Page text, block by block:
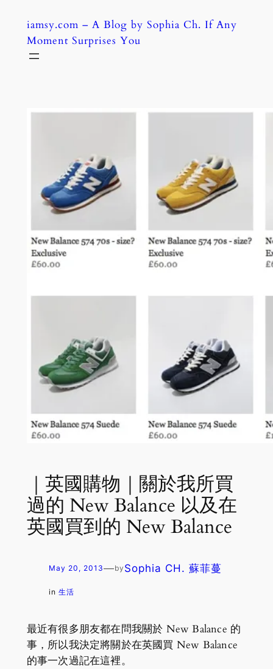
content
iamsy.com – A Blog by Sophia Ch. If Any
Moment Surprises You
｜英國購物｜關於我所買
過的 New Balance 以及在
英國買到的 New Balance
May 20, 2013—by Sophia CH. 蘇菲蔓
in 生活
最近有很多朋友都在問我關於 New Balance 的
事，所以我決定將關於在英國買 New Balance
的事一次過記在這裡。